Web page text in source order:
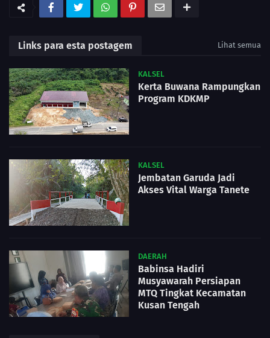
Links para esta postagem Lihat semua
KALSEL
Kerta Buwana Rampungkan
Program KDKMP
KALSEL
Jembatan Garuda Jadi
Akses Vital Warga Tanete
DAERAH
Babinsa Hadiri
Musyawarah Persiapan
MTQ Tingkat Kecamatan
Kusan Tengah